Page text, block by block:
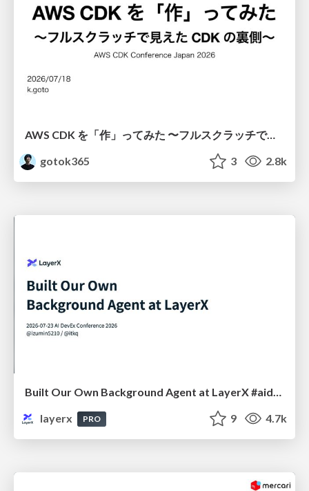
AWS CDK を「作」ってみた 〜フルスクラッチで見えた CDK の裏側〜 / aws-cdk-from-scratch
gotok365
3 2.8k
Built Our Own Background Agent at LayerX #aidevex_findy
layerx
PRO 9 4.7k